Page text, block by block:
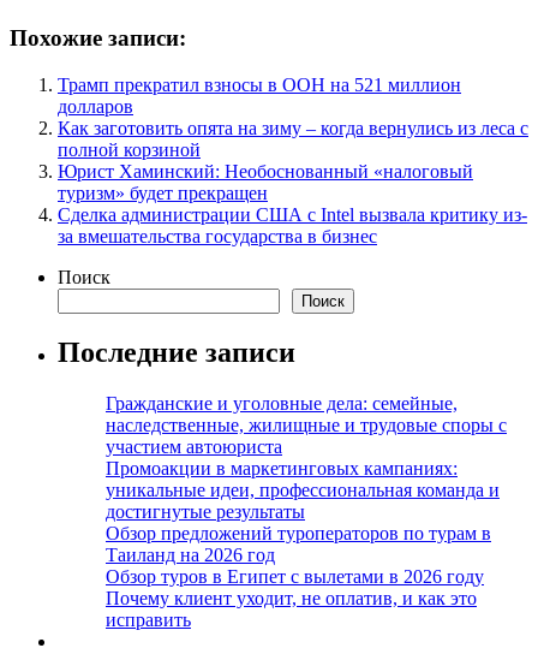
Похожие записи:
Трамп прекратил взносы в ООН на 521 миллион
долларов
Как заготовить опята на зиму – когда вернулись из леса с
полной корзиной
Юрист Хаминский: Необоснованный «налоговый
туризм» будет прекращен
Сделка администрации США с Intel вызвала критику из-
за вмешательства государства в бизнес
Поиск
Поиск
Последние записи
Гражданские и уголовные дела: семейные,
наследственные, жилищные и трудовые споры с
участием автоюриста
Промоакции в маркетинговых кампаниях:
уникальные идеи, профессиональная команда и
достигнутые результаты
Обзор предложений туроператоров по турам в
Таиланд на 2026 год
Обзор туров в Египет с вылетами в 2026 году
Почему клиент уходит, не оплатив, и как это
исправить